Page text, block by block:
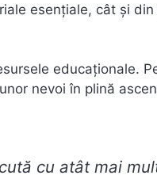
esențiale, cât şi
educaţionale.
nevoi în plină
cu atât mai